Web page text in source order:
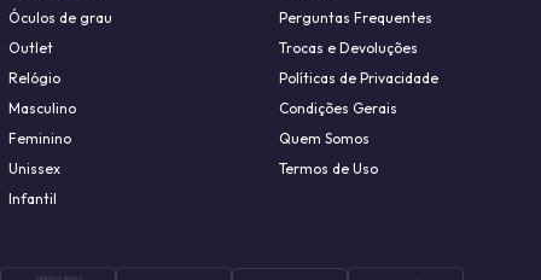
Óculos de grau
Outlet
Relógio
Masculino
Feminino
Unissex
Infantil
Perguntas Frequentes
Trocas e Devoluções
Políticas de Privacidade
Condições Gerais
Quem Somos
Termos de Uso